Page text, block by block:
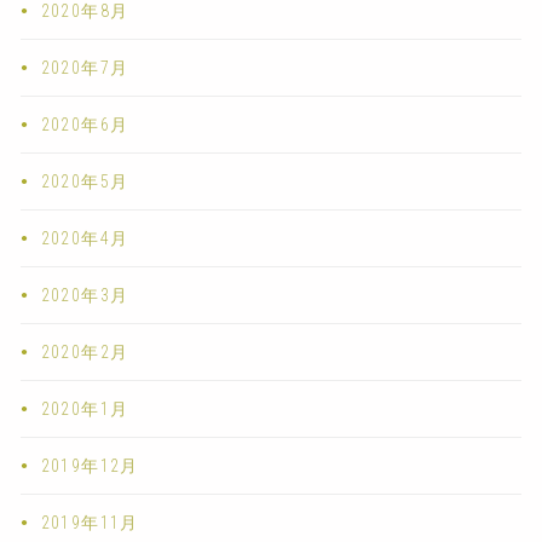
2020年8月
2020年7月
2020年6月
2020年5月
2020年4月
2020年3月
2020年2月
2020年1月
2019年12月
2019年11月